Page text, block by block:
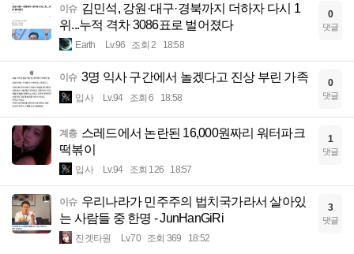
이슈 김민석, 강원·대구·경북까지 더하자 다시 1
위...누적 격차 3086표로 벌어졌다
Earth Lv.96 조회 2 18:58
0
댓글
이슈 3명 익사 구간에서 놀겠다고 진상 부린 가족
입사 Lv.94 조회 6 18:58
0
댓글
계층 스레드에서 논란된 16,000원짜리 워터파크
떡볶이
입사 Lv.94 조회 126 18:57
1
댓글
이슈 우리나라가 민주주의 법치국가라서 살아있
는 사람들 중 한명 - JunHanGiRi
진겟타원 Lv.70 조회 369 18:52
3
댓글